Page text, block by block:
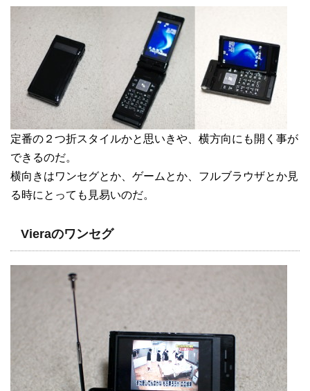
定番の２つ折スタイルかと思いきや、横方向にも開く事が
できるのだ。
横向きはワンセグとか、ゲームとか、フルブラウザとか見
る時にとっても見易いのだ。
Vieraのワンセグ